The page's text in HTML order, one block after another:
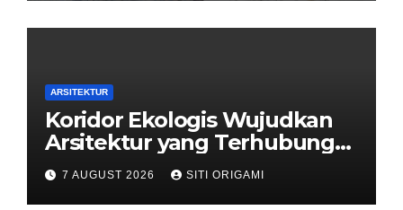
ARSITEKTUR
Koridor Ekologis Wujudkan
Arsitektur yang Terhubung
dengan Alam
7 AUGUST 2026 SITI ORIGAMI